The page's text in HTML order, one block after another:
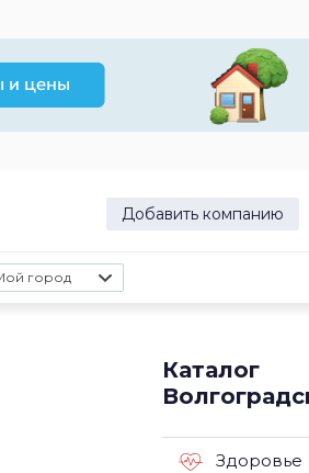
Добавить компанию
город
Каталог
Здоровье